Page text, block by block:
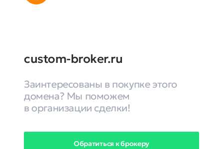
custom-broker.ru
Заинтересованы в покупке этого
домена? Мы поможем
в организации сделки!
Обратиться к брокеру